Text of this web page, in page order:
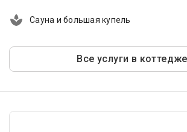
Сауна и большая купель
Все услуги в коттедже